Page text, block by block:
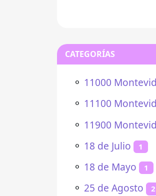
CATEGORÍAS
⚬ 11000
⚬ 11100
⚬ 11900
⚬ 18 de Julio 1
⚬ 18 de Mayo 1
⚬ 25 de Agosto 2